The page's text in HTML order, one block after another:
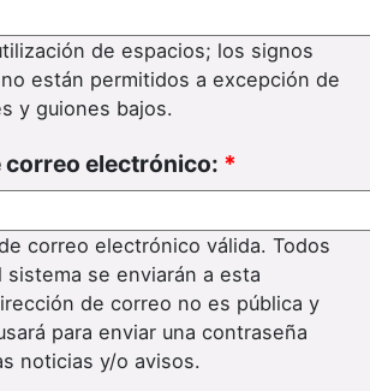
de espacios; los signos
están permitidos a excepción de
y guiones bajos.
correo electrónico: *
correo electrónico válida. Todos
se enviarán a esta
de correo no es pública y
para enviar una contraseña
noticias y/o avisos.